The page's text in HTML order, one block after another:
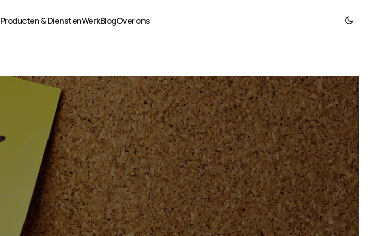
Producten & DienstenWerkBlogOver ons